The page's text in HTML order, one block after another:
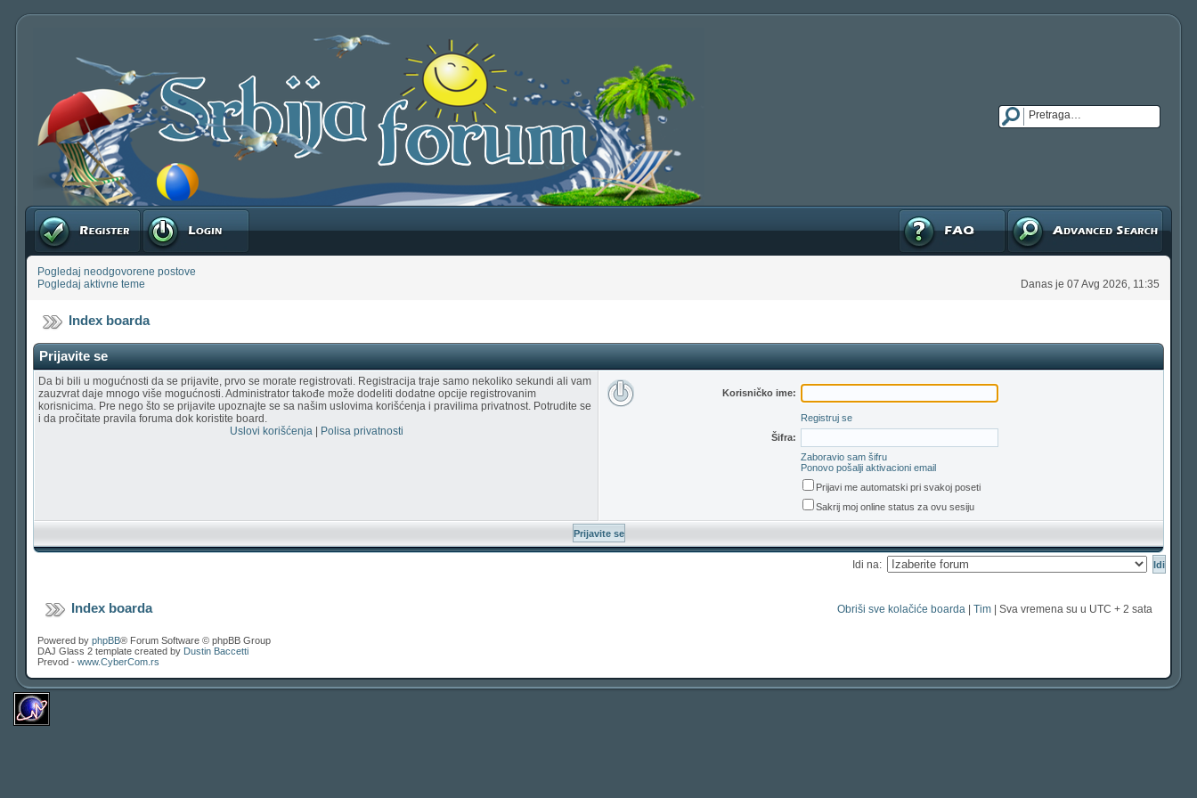
Registruj se Prijavite se Napredna pretraga
FAQ
Pogledaj neodgovorene postove
Pogledaj aktivne teme
Danas je 07 Avg 2026, 11:35
Index boarda
Prijavite se
Da bi bili u mogućnosti da se prijavite, prvo se morate registrovati. Registracija traje samo nekoliko sekundi ali vam
zauzvrat daje mnogo više mogućnosti. Administrator takođe može dodeliti dodatne opcije registrovanim
korisnicima. Pre nego što se prijavite upoznajte se sa našim uslovima korišćenja i pravilima privatnost. Potrudite se
i da pročitate pravila foruma dok koristite board.
Uslovi korišćenja| Polisa privatnosti
Korisničko ime:
Registruj se
Šifra:
Zaboravio sam šifru
Ponovo pošalji aktivacioni email
Prijavi me automatski pri svakoj poseti
Sakrij moj online status za ovu sesiju
Idi na:
Index boarda Obriši sve kolačiće boarda Tim | Sva vremena su u UTC + 2 sata
Powered by phpBB® Forum Software © phpBB Group
DAJ Glass 2 template created by Dustin Baccetti
Prevod - www.CyberCom.rs